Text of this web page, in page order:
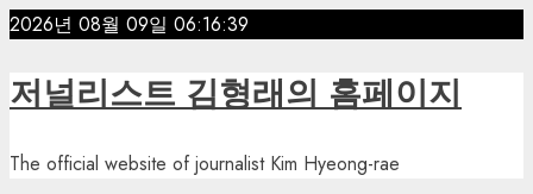
Skip
content
2026년 08월 09일 06:16:41
저널리스트 김형래의 홈페이지
The official website of journalist Kim Hyeong-rae